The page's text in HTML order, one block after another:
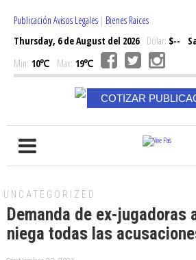
Publicación Avisos Legales | Bienes Raices
Thursday, 6 de August del 2026Dólar: $--
Min: 10℃ Max: 19℃
COTIZAR
UNCATEGORIZED
Demanda de ex-jugadoras
niega todas las